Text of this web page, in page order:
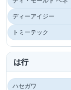
ディーアイジー
トミーテック
は行
ハセガワ